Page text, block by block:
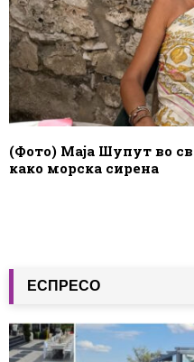
(Фото) Маја Шупут во
како морска сирена
ЕСПРЕСО